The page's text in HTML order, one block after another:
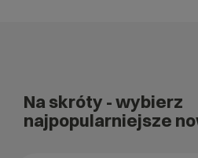
Na skróty - wybierz
najpopularniejsze